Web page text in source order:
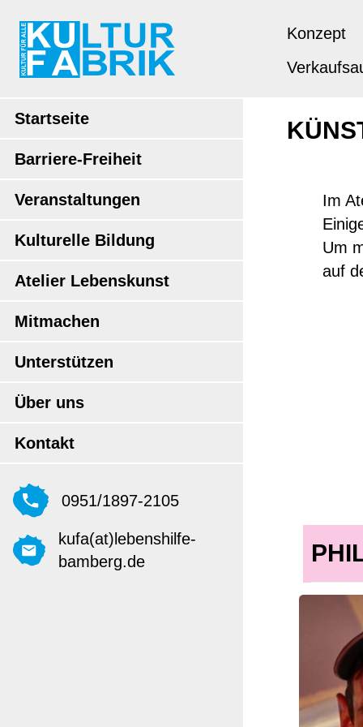
Startseite
Barriere-Freiheit
Veranstaltungen
Kulturelle Bildung
Atelier Lebenskunst
Mitmachen
Unterstützen
Über uns
Kontakt
0951/1897-2105
kufa(at)lebenshilfe-
bamberg.de
Konzept
Im
Um
auf